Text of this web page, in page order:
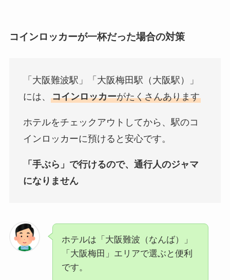
コインロッカーが一杯だった場合の対策
「大阪難波駅」「大阪梅田駅（大阪駅）」
には、 コインロッカーがたくさんあります
ホテルをチェックアウトしてから、駅のコ
インロッカーに預けると安心です。
「手ぶら」で行けるので、通行人のジャマ
になりません
ホテルは「大阪難波（なんば）」
「大阪梅田」エリアで選ぶと便利
です。